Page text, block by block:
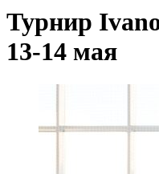
Турнир
13-14 мая